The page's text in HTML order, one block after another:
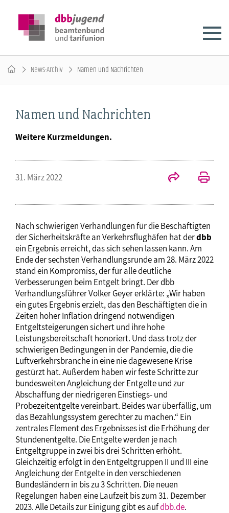
News-Archiv Namen und Nachrichten
Namen und Nachrichten
Weitere Kurzmeldungen.
31. März 2022
Nach schwierigen Verhandlungen für die Beschäftigten
der Sicherheitskräfte an Verkehrsflughäfen hat derdbb
ein Ergebnis erreicht, das sich sehen lassen kann. Am
Ende der sechsten Verhandlungsrunde am 28. März 2022
stand ein Kompromiss, der für alle deutliche
Verbesserungen beim Entgelt bringt. Der dbb
Verhandlungsführer Volker Geyer erklärte: „Wir haben
ein gutes Ergebnis erzielt, das den Beschäftigten die in
Zeiten hoher Inflation dringend notwendigen
Entgeltsteigerungen sichert und ihre hohe
Leistungsbereitschaft honoriert. Und dass trotz der
schwierigen Bedingungen in der Pandemie, die die
Luftverkehrsbranche in eine nie dagewesene Krise
gestürzt hat. Außerdem haben wir feste Schritte zur
bundesweiten Angleichung der Entgelte und zur
Abschaffung der niedrigeren Einstiegs- und
Probezeitentgelte vereinbart. Beides war überfällig, um
das Bezahlungssystem gerechter zu machen.“ Ein
zentrales Element des Ergebnisses ist die Erhöhung der
Stundenentgelte. Die Entgelte werden je nach
Entgeltgruppe in zwei bis drei Schritten erhöht.
Gleichzeitig erfolgt in den Entgeltgruppen II und III eine
Angleichung der Entgelte in den verschiedenen
Bundesländern in bis zu 3 Schritten. Die neuen
Regelungen haben eine Laufzeit bis zum 31. Dezember
2023. Alle Details zur Einigung gibt es aufdbb.de.